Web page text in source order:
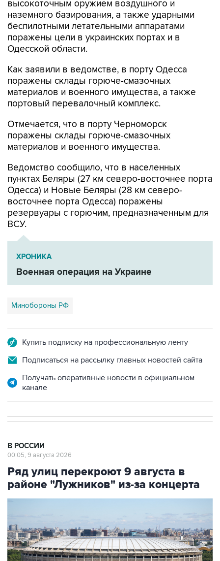
высокоточным оружием воздушного и
наземного базирования, а также ударными
беспилотными летательными аппаратами
поражены цели в украинских портах и в
Одесской области.
Как заявили в ведомстве, в порту Одесса
поражены склады горюче-смазочных
материалов и военного имущества, а также
портовый перевалочный комплекс.
Отмечается, что в порту Черноморск
поражены склады горюче-смазочных
материалов и военного имущества.
Ведомство сообщило, что в населенных
пунктах Беляры (27 км северо-восточнее порта
Одесса) и Новые Беляры (28 км северо-
восточнее порта Одесса) поражены
резервуары с горючим, предназначенным для
ВСУ.
ХРОНИКА
Военная операция на Украине
Минобороны РФ
Купить подписку на профессиональную ленту
Подписаться на рассылку главных новостей сайта
Получать оперативные новости в официальном
канале
В РОССИИ
00:05, 9 августа 2026
Ряд улиц перекроют 9 августа в
районе "Лужников" из-за концерта